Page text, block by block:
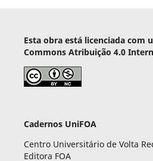
Esta obra está licenciada com
Commons Atribuição 4.0
Cadernos UniFOA
Centro Universitário de Volta
Editora FOA